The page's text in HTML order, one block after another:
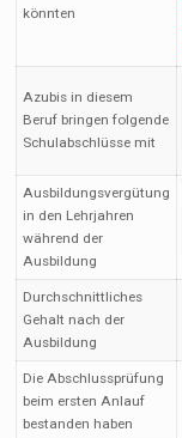
könnten
Azubis in diesem
Beruf bringen folgende
Schulabschlüsse mit
Ausbildungsvergütung
in den Lehrjahren
während der
Ausbildung
Durchschnittliches
Gehalt nach der
Ausbildung
Die Abschlussprüfung
beim ersten Anlauf
bestanden haben